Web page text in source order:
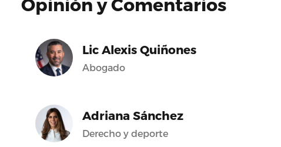
Lic Alexis Quiñones
Abogado
Adriana Sánchez
Derecho y deporte